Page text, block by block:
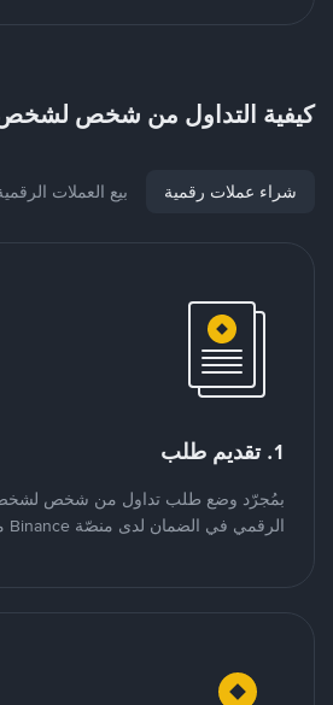
كيفية التداول من شخص
شراء عملات رقمية بيع العملات
1. تقديم طلب
بمُجرّد وضع طلب تداول من شخص
الرقمي في الضمان لدى منصّة Binance من شخص لشخص.